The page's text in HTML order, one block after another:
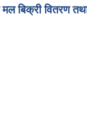
मल बिक्री वितरण